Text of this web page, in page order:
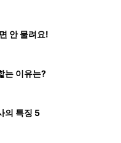
안 물려요!
는 이유는?
의 특징 5